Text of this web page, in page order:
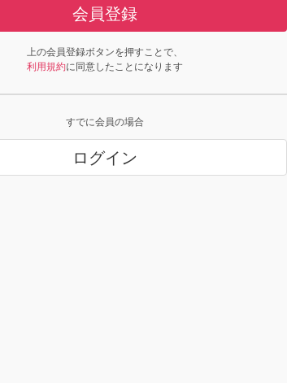
会員登録
上の会員登録ボタンを押すことで、
利用規約に同意したことになります
すでに会員の場合
ログイン